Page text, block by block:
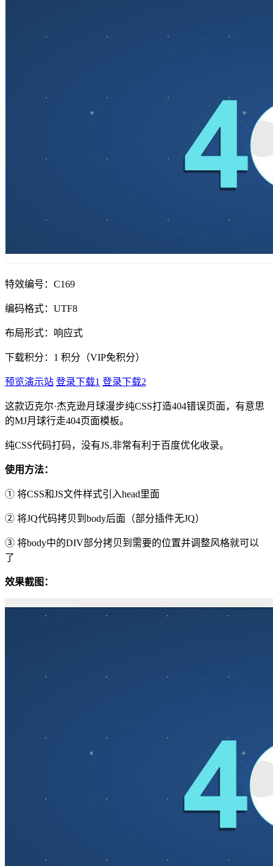
特效编号：C169
编码格式：UTF8
布局形式：响应式
下载积分： 1 积分（VIP免积分）
预览演示站 登录下载1 登录下载2
这款迈克尔·杰克逊月球漫步纯CSS打造404错误页面，有意思
的MJ月球行走404页面模板。
纯CSS代码打码，没有JS,非常有利于百度优化收录。
使用方法：
① 将CSS和JS文件样式引入head里面
② 将JQ代码拷贝到body后面（部分插件无JQ）
③ 将body中的DIV部分拷贝到需要的位置并调整风格就可以
了
效果截图：